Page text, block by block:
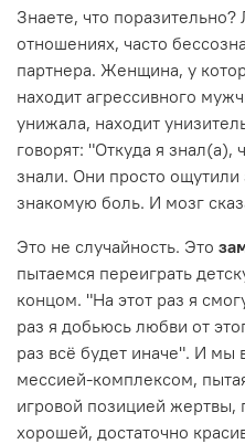
Знаете, что
отношениях, часто
партнера. Женщина, у
находит агрессивного
унижала, находит
говорят: "Откуда я
знали. Они просто
знакомую боль. И мозг
Это не случайность. Это
пытаемся переиграть
концом. "На этот раз я
раз я добьюсь любви от
раз всё будет иначе". И мы
мессией-комплексом,
игровой позицией жертвы,
хорошей, достаточно